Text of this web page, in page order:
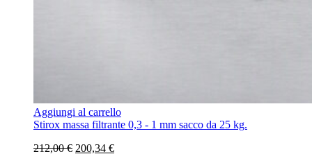
Aggiungi al carrello
Stirox massa filtrante 0,3 - 1 mm sacco da 25 kg.
212,00 € 200,34 €